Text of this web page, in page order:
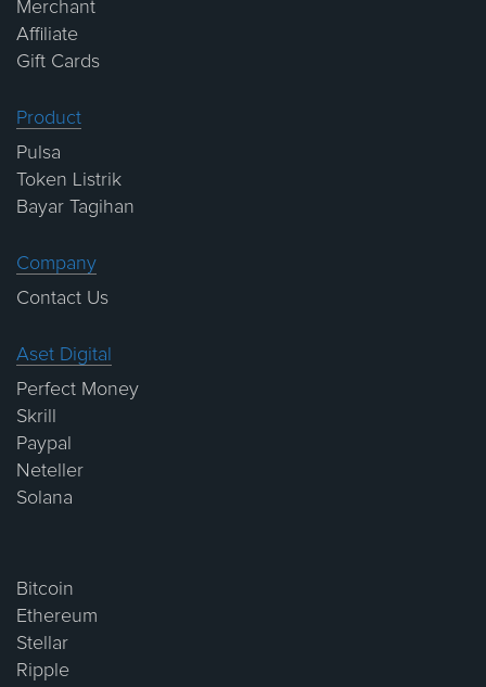
Merchant
Affiliate
Gift Cards
Product
Pulsa
Token Listrik
Bayar Tagihan
Company
Contact Us
Aset Digital
Perfect Money
Skrill
Paypal
Neteller
Solana
Bitcoin
Ethereum
Stellar
Ripple